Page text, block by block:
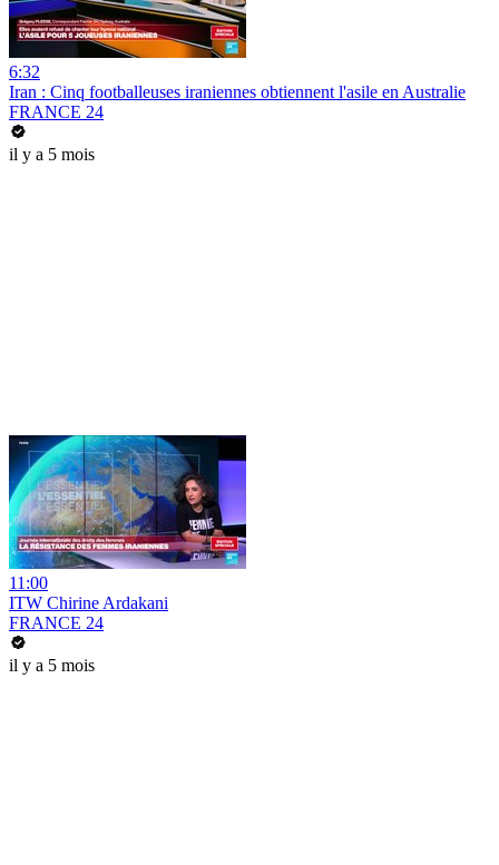
6:32
Iran : Cinq footballeuses iraniennes obtiennent l'asile en Australie
FRANCE 24
il y a 5 mois
11:00
ITW Chirine Ardakani
FRANCE 24
il y a 5 mois